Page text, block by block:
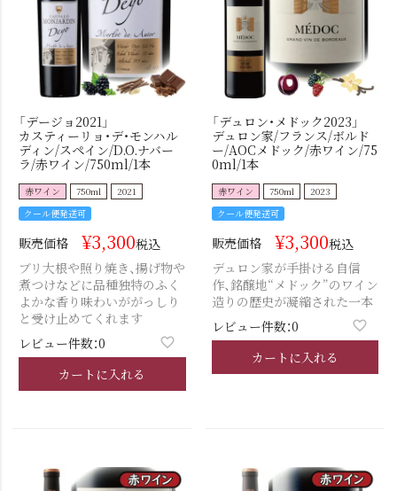
「デージョ2021」
カスティーリョ・デ・モンハル
ディン/スペイン/D.O.ナバー
ラ/赤ワイン/750ml/1本
赤ワイン 750ml
2021
クール便発送可
販売価格 ¥3,300税込
ブリ大根や照り焼き、揚げ物や
煮つけなどに品種独特のふく
よかな香り味わいががっしり
と受け止めてくれます
レビュー件数：0
カートに入れる
「デュロン・メドック2023」
デュロン家/フランス/ボルド
ー/AOCメドック/赤ワイン/75
0ml/1本
赤ワイン 750ml
2023
クール便発送可
販売価格 ¥3,300税込
デュロン家が手掛ける自信
作、銘醸地“メドック”のワイン
造りの歴史が凝縮された一本
レビュー件数：0
カートに入れる